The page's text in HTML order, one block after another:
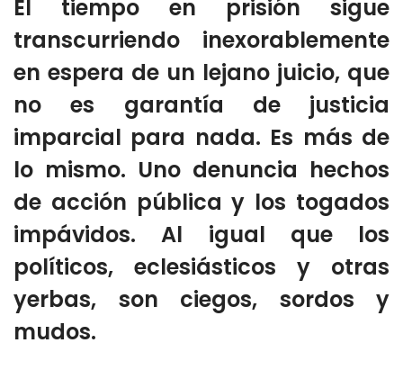
El tiempo en prisión sigue
transcurriendo inexorablemente
en espera de un lejano juicio, que
no es garantía de justicia
imparcial para nada. Es más de
lo mismo. Uno denuncia hechos
de acción pública y los togados
impávidos. Al igual que los
políticos, eclesiásticos y otras
yerbas, son ciegos, sordos y
mudos.